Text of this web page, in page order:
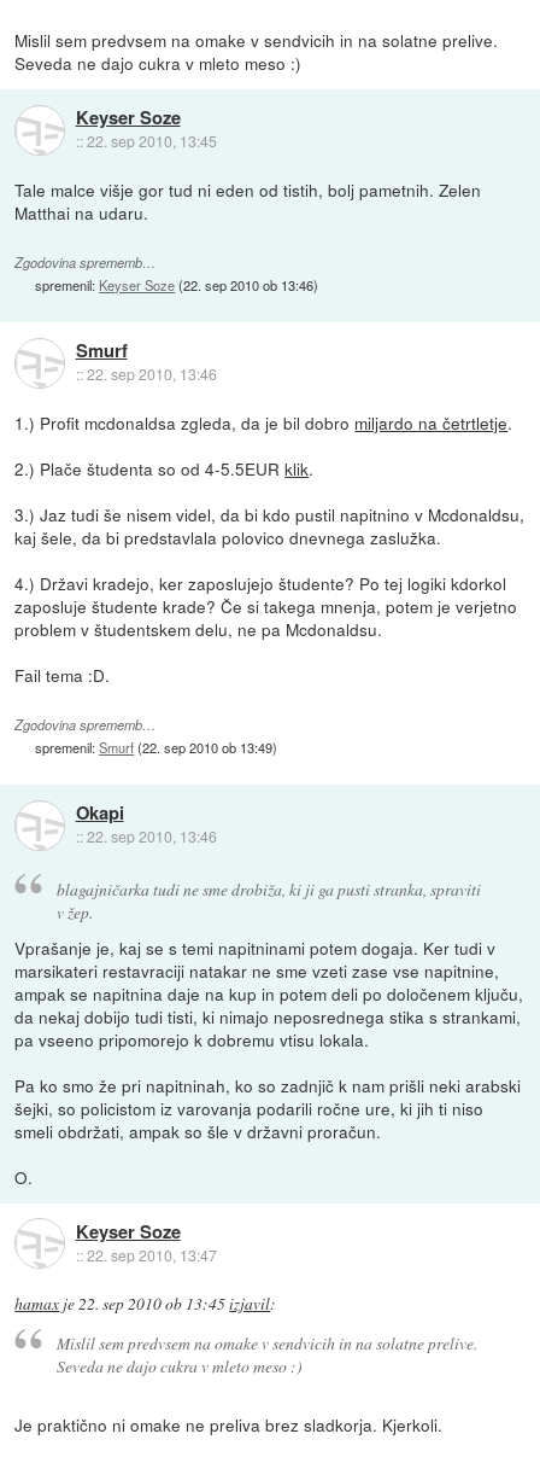
Mislil sem predvsem na omake v sendvicih in na solatne prelive.
Seveda ne dajo cukra v mleto meso :)
Keyser Soze
::22. sep 2010, 13:45
Tale malce višje gor tud ni eden od tistih, bolj pametnih. Zelen
Matthai na udaru.
Zgodovina sprememb…
spremenil: Keyser Soze(22. sep 2010 ob 13:46)
Smurf
::22. sep 2010, 13:46
1.) Profit mcdonaldsa zgleda, da je bil dobro miljardo na četrtletje.
2.) Plače študenta so od 4-5.5EURklik.
3.) Jaz tudi še nisem videl, da bi kdo pustil napitnino v Mcdonaldsu,
kaj šele, da bi predstavlala polovico dnevnega zaslužka.
4.) Državi kradejo, ker zaposlujejo študente? Po tej logiki kdorkol
zaposluje študente krade? Če si takega mnenja, potem je verjetno
problem v študentskem delu, ne pa Mcdonaldsu.
Fail tema :D.
Zgodovina sprememb…
spremenil:Smurf(22. sep 2010 ob 13:49)
Okapi
::22. sep 2010, 13:46
blagajničarka tudi ne sme drobiža, ki ji ga pusti stranka, spraviti
v žep.
Vprašanje je, kaj se s temi napitninami potem dogaja. Ker tudi v
marsikateri restavraciji natakar ne sme vzeti zase vse napitnine,
ampak se napitnina daje na kup in potem deli po določenem ključu,
da nekaj dobijo tudi tisti, ki nimajo neposrednega stika s strankami,
pa vseeno pripomorejo k dobremu vtisu lokala.
Pa ko smo že pri napitninah, ko so zadnjič k nam prišli neki arabski
šejki, so policistom iz varovanja podarili ročne ure, ki jih ti niso
smeli obdržati, ampak so šle v državni proračun.
O.
Keyser Soze
::22. sep 2010, 13:47
hamax je22. sep 2010 ob 13:45izjavil:
Mislil sem predvsem na omake v sendvicih in na solatne prelive.
Seveda ne dajo cukra v mleto meso :)
Je praktično ni omake ne preliva brez sladkorja. Kjerkoli.